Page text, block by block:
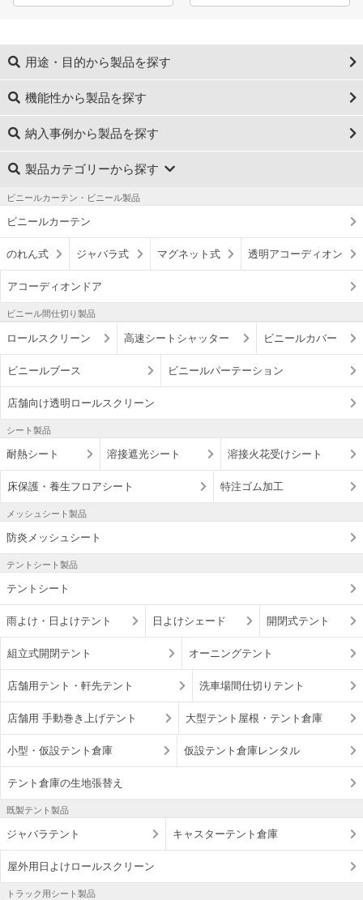
用途・目的から製品を探す
機能性から製品を探す
納入事例から製品を探す
製品カテゴリーから探す
ビニールカーテン・ビニール製品
ビニールカーテン
のれん式 ジャバラ式 マグネット式 透明アコーディオン
アコーディオンドア
ビニール間仕切り製品
ロールスクリーン 高速シートシャッター ビニールカバー
ビニールブース ビニールパーテーション
店舗向け透明ロールスクリーン
シート製品
耐熱シート 溶接遮光シート 溶接火花受けシート
床保護・養生フロアシート 特注ゴム加工
メッシュシート製品
防炎メッシュシート
テントシート製品
テントシート
雨よけ・日よけテント 日よけシェード 開閉式テント
組立式開閉テント オーニングテント
店舗用テント・軒先テント 洗車場間仕切りテント
店舗用 手動巻き上げテント 大型テント屋根・テント倉庫
小型・仮設テント倉庫 仮設テント倉庫レンタル
テント倉庫の生地張替え
既製テント製品
ジャバラテント キャスターテント倉庫
屋外用日よけロールスクリーン
トラック用シート製品